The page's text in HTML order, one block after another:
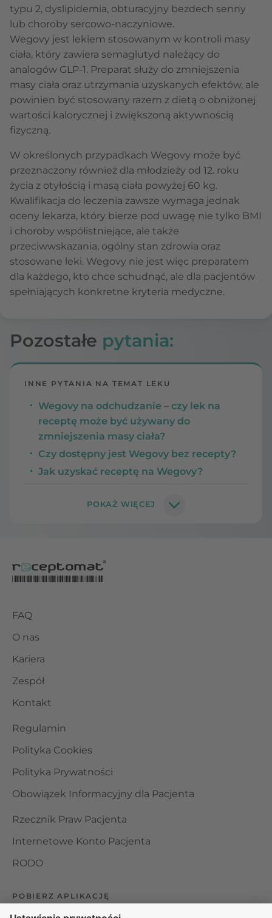
typu 2, dyslipidemia, obturacyjny bezdech senny
lub choroby sercowo-naczyniowe.
Wegovy jest lekiem stosowanym w kontroli masy
ciała, który zawiera semaglutyd należący do
analogów GLP-1. Preparat służy do zmniejszenia
masy ciała oraz utrzymania uzyskanych efektów, ale
powinien być stosowany razem z dietą o obniżonej
wartości kalorycznej i zwiększoną aktywnością
fizyczną.
W określonych przypadkach Wegovy może być
przeznaczony również dla młodzieży od 12. roku
życia z otyłością i masą ciała powyżej 60 kg.
Kwalifikacja do leczenia zawsze wymaga jednak
oceny lekarza, który bierze pod uwagę nie tylko BMI
i choroby współistniejące, ale także
przeciwwskazania, ogólny stan zdrowia oraz
stosowane leki. Wegovy nie jest więc preparatem
dla każdego, kto chce schudnąć, ale dla pacjentów
spełniających konkretne kryteria medyczne.
Pozostałe pytania:
INNE PYTANIA NA TEMAT LEKU
Wegovy na odchudzanie – czy lek na
receptę może być używany do
zmniejszenia masy ciała?
Czy dostępny jest Wegovy bez recepty?
Jak uzyskać receptę na Wegovy?
FAQ
O nas
Kariera
Zespół
Kontakt
Regulamin
Polityka Cookies
Polityka Prywatności
Obowiązek Informacyjny dla Pacjenta
Rzecznik Praw Pacjenta
Internetowe Konto Pacjenta
RODO
POBIERZ APLIKACJĘ